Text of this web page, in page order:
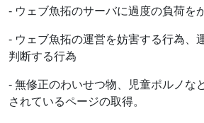
- ウェブ魚拓のサーバに過度の負荷を
- ウェブ魚拓の運営を妨害する行為、
判断する行為
- 無修正のわいせつ物、児童ポルノな
されているページの取得。